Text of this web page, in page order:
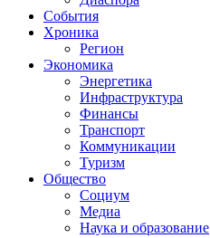
События
Хроника
Регион
Экономика
Энергетика
Инфраструктура
Финансы
Транспорт
Коммуникации
Туризм
Общество
Социум
Медиа
Наука и образование